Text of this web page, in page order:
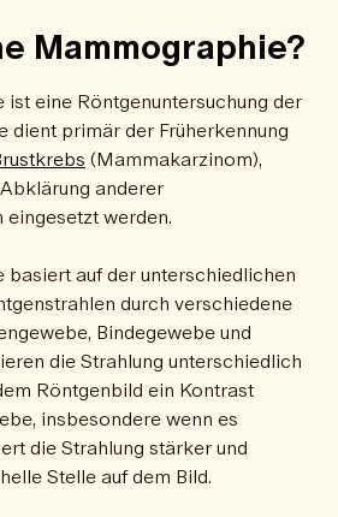
Mammographie?
eine Röntgenuntersuchung der
dient primär der Früherkennung
(Mammakarzinom),
anderer
eingesetzt werden.
auf der unterschiedlichen
durch verschiedene
Bindegewebe und
die Strahlung unterschiedlich
Röntgenbild ein Kontrast
insbesondere wenn es
die Strahlung stärker und
Stelle auf dem Bild.